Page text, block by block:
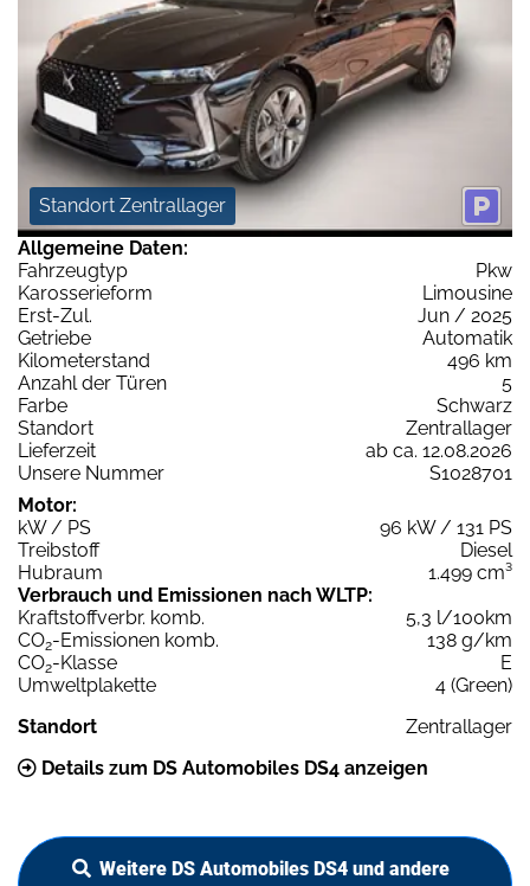
Standort Zentrallager
Allgemeine Daten:
Fahrzeugtyp
Pkw
Karosserieform
Limousine
Erst-Zul.
Jun / 2025
Getriebe
Automatik
Kilometerstand
496 km
Anzahl der Türen
5
Farbe
Schwarz
Standort
Zentrallager
Lieferzeit
ab ca. 12.08.2026
Unsere Nummer
S1028701
Motor:
kW / PS
96 kW / 131 PS
Treibstoff
Diesel
Hubraum
1.499 cm³
Verbrauch und Emissionen nach WLTP:
Kraftstoffverbr. komb.
5,3 l/100km
CO2-Emissionen komb.
138 g/km
CO2-Klasse
E
Umweltplakette
4 (Green)
Standort
Zentrallager
Details zum DS Automobiles DS4 anzeigen
Weitere DS Automobiles DS4 und andere